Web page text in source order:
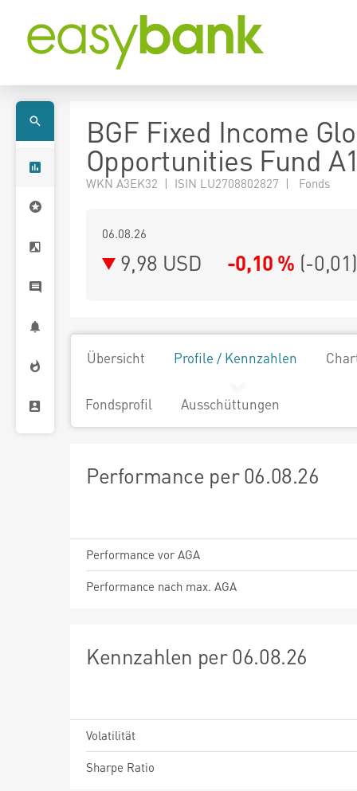
BGF Fixed Income
Opportunities Fund
WKN A3EK32 | ISIN LU2708802827 | Fonds
06.08.26
9,98 USD -0,10 % (-0,01)
Übersicht Profile / Kennzahlen
Fondsprofil Ausschüttungen
Performance per 06.08.26
Performance vor AGA
Performance nach max. AGA
Kennzahlen per 06.08.26
Volatilität
Sharpe Ratio